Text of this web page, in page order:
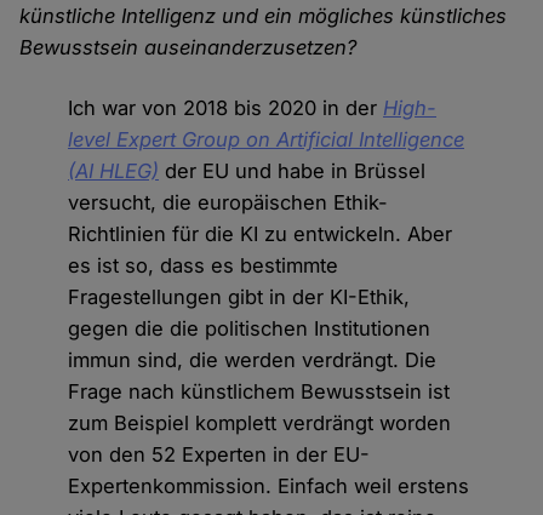
künstliche Intelligenz und ein mögliches künstliches
Bewusstsein auseinanderzusetzen?
Ich war von 2018 bis 2020 in der High-
level Expert Group on Artificial Intelligence
(AI HLEG) der EU und habe in Brüssel
versucht, die europäischen Ethik-
Richtlinien für die KI zu entwickeln. Aber
es ist so, dass es bestimmte
Fragestellungen gibt in der KI-Ethik,
gegen die die politischen Institutionen
immun sind, die werden verdrängt. Die
Frage nach künstlichem Bewusstsein ist
zum Beispiel komplett verdrängt worden
von den 52 Experten in der EU-
Expertenkommission. Einfach weil erstens